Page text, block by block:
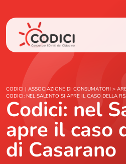
Chi Siamo
Cosa Facciamo
Area Stampa
CODICI | ASSOCIAZIONE DI CONSUMATORI >
CODICI: NEL SALENTO SI APRE IL CASO DELLA
Codici: nel
apre il caso
di Casarano